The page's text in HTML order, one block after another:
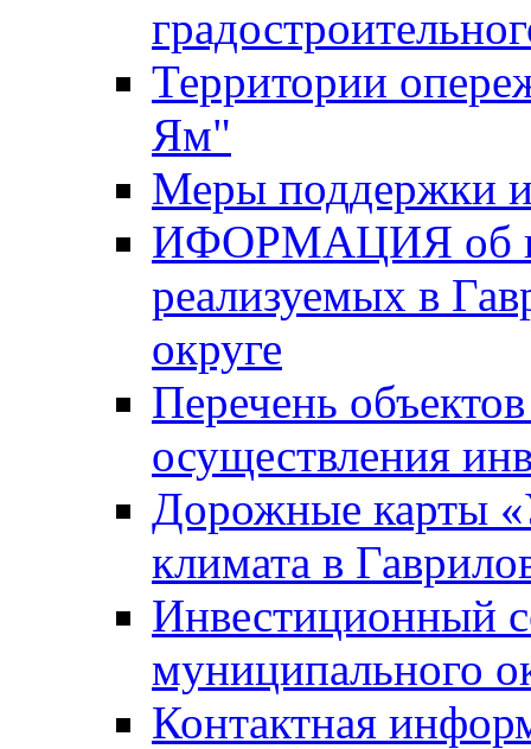
Территории
Ям"
Меры поддержки
ИФОРМАЦИЯ об
реализуемых в
округе
Перечень
осуществления
Дорожные карты
климата в
Инвестиционный
муниципального
Контактная